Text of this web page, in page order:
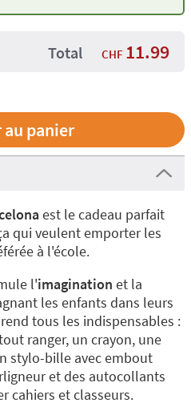
Total CHF 11.99
est le cadeau parfait
qui veulent emporter les
à l'école.
l'imagination et la
les enfants dans leurs
tous les indispensables :
ranger, un crayon, une
stylo-bille avec embout
et des autocollants
cahiers et classeurs.